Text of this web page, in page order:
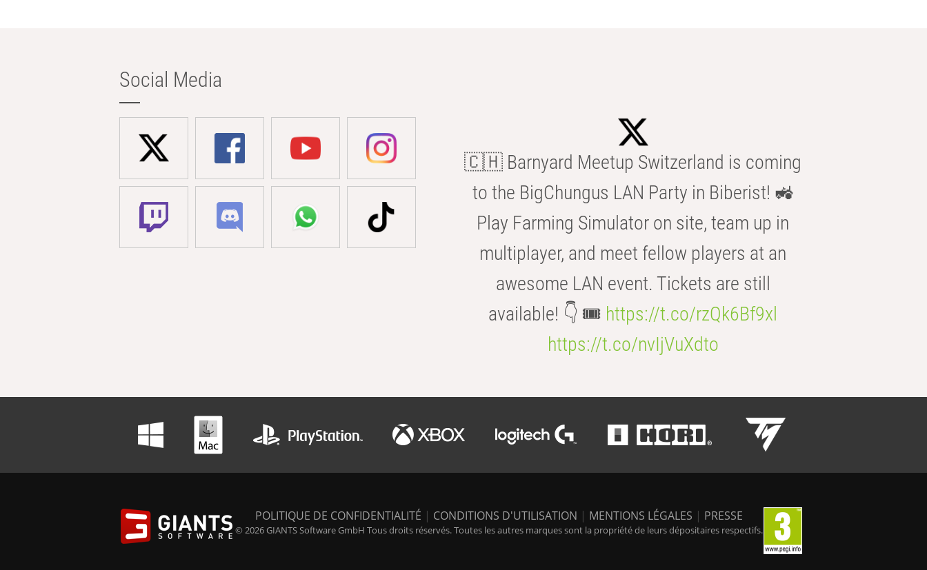
Social Media
🇨🇭 Barnyard Meetup Switzerland is coming
to the BigChungus LAN Party in Biberist! 🚜
Play Farming Simulator on site, team up in
multiplayer, and meet fellow players at an
awesome LAN event. Tickets are still
available! 👇 🎟️ https://t.co/rzQk6Bf9xl
https://t.co/nvIjVuXdto
POLITIQUE DE CONFIDENTIALITÉ | CONDITIONS D'UTILISATION | MENTIONS LÉGALES | PRESSE
© 2026 GIANTS Software GmbH Tous droits réservés. Toutes les autres marques sont la propriété de leurs dépositaires respectifs.